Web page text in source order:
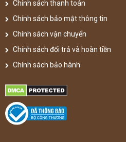
Chính sách thanh toán
Chính sách bảo mật thông tin
Chính sách vận chuyển
Chính sách đổi trả và hoàn tiền
Chính sách bảo hành